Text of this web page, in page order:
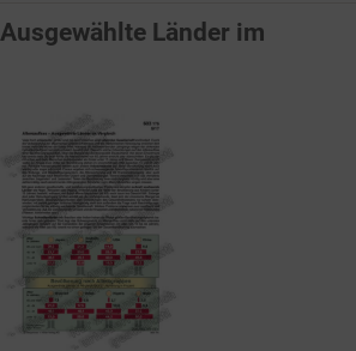
Länder im